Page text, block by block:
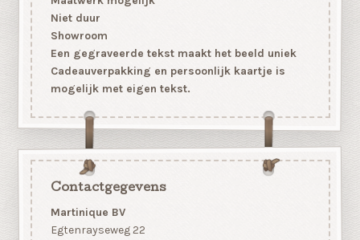
Niet duur
Showroom
Een gegraveerde tekst maakt het beeld uniek
Cadeauverpakking en persoonlijk kaartje is
mogelijk met eigen tekst.
Contactgegevens
Martinique BV
Egtenrayseweg 22